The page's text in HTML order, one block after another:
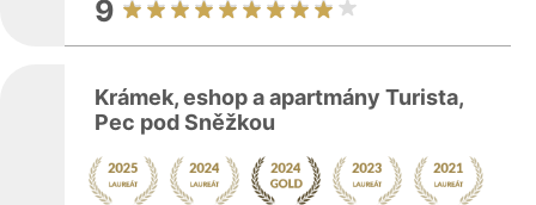
9
Krámek, eshop a apartmány Turista,
Pec pod Sněžkou